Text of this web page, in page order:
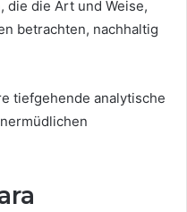
die die Art und Weise,
betrachten, nachhaltig
tiefgehende analytische